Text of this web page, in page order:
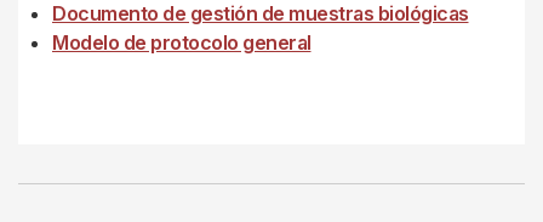
Documento de gestión de muestras biológicas
Modelo de protocolo general